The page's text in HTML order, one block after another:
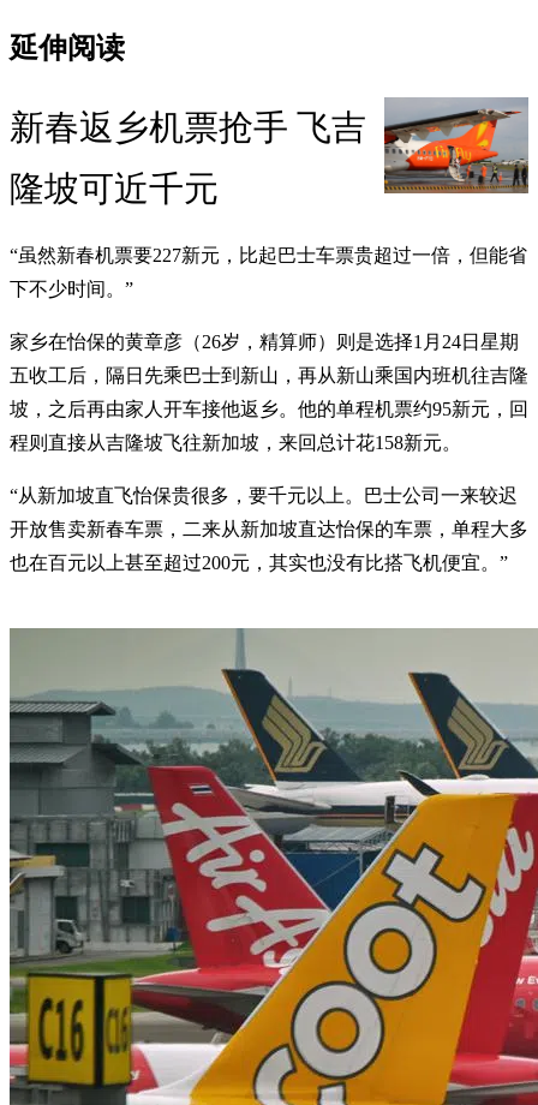
延伸阅读
新春返乡机票抢手 飞吉
隆坡可近千元
“虽然新春机票要227新元，比起巴士车票贵超过一倍，但能省
下不少时间。”
家乡在怡保的黄章彦（26岁，精算师）则是选择1月24日星期
五收工后，隔日先乘巴士到新山，再从新山乘国内班机往吉隆
坡，之后再由家人开车接他返乡。他的单程机票约95新元，回
程则直接从吉隆坡飞往新加坡，来回总计花158新元。
“从新加坡直飞怡保贵很多，要千元以上。巴士公司一来较迟
开放售卖新春车票，二来从新加坡直达怡保的车票，单程大多
也在百元以上甚至超过200元，其实也没有比搭飞机便宜。”